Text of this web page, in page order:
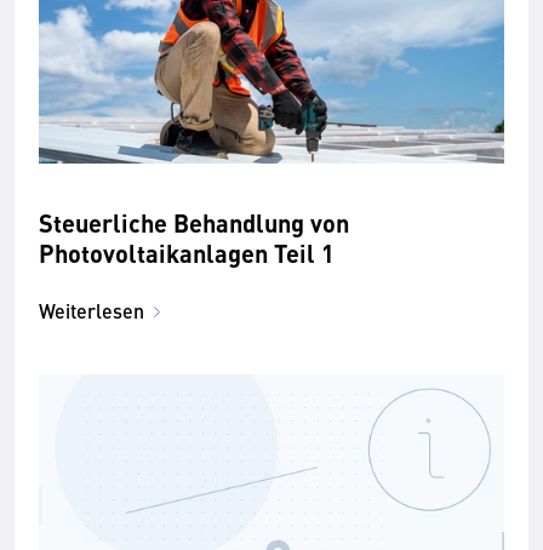
Steuerliche Behandlung von
Photovoltaikanlagen Teil 1
Weiterlesen